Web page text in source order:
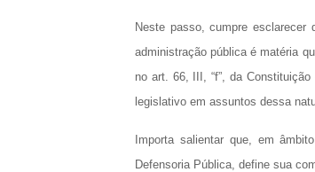
Neste passo, cumpre
administração pública é matéria
no art. 66, III, “f”, da
legislativo em assuntos dessa
Importa salientar que, em
Defensoria Pública, define sua